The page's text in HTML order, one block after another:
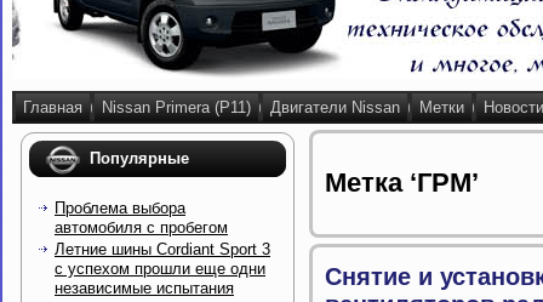
Главная Nissan Primera (P11) Двигатели Nissan Метки Новости
Популярные
Проблема выбора
автомобиля с пробегом
Летние шины Cordiant Sport 3
с успехом прошли еще одни
независимые испытания
Метка ‘ГРМ’
Снятие и